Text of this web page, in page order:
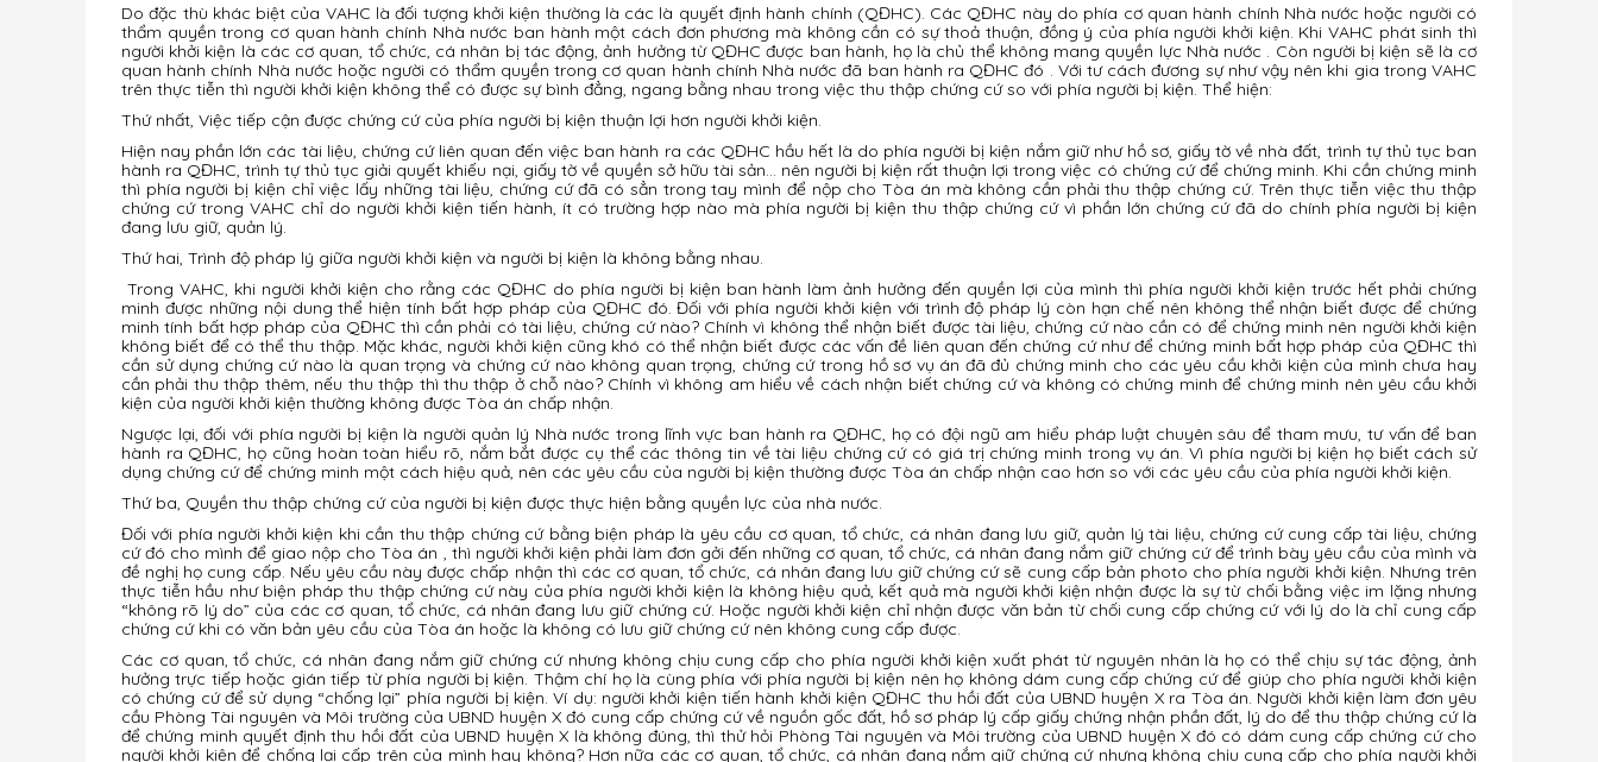
Do đặc thù khác biệt của VAHC là đối tượng khởi kiện thường là các là quyết định hành chính (QĐHC). Các QĐHC này do phía cơ quan hành chính Nhà nước hoặc người có
thẩm quyền trong cơ quan hành chính Nhà nước ban hành một cách đơn phương mà không cần có sự thoả thuận, đồng ý của phía người khởi kiện. Khi VAHC phát sinh thì
người khởi kiện là các cơ quan, tổ chức, cá nhân bị tác động, ảnh hưởng từ QĐHC được ban hành, họ là chủ thể không mang quyền lực Nhà nước . Còn người bị kiện sẽ là cơ
quan hành chính Nhà nước hoặc người có thẩm quyền trong cơ quan hành chính Nhà nước đã ban hành ra QĐHC đó . Với tư cách đương sự như vậy nên khi gia trong VAHC
trên thực tiễn thì người khởi kiện không thể có được sự bình đẳng, ngang bằng nhau trong việc thu thập chứng cứ so với phía người bị kiện. Thể hiện:
Thứ nhất, Việc tiếp cận được chứng cứ của phía người bị kiện thuận lợi hơn người khởi kiện.
Hiện nay phần lớn các tài liệu, chứng cứ liên quan đến việc ban hành ra các QĐHC hầu hết là do phía người bị kiện nắm giữ như hồ sơ, giấy tờ về nhà đất, trình tự thủ tục ban
hành ra QĐHC, trình tự thủ tục giải quyết khiếu nại, giấy tờ về quyền sở hữu tài sản... nên người bị kiện rất thuận lợi trong việc có chứng cứ để chứng minh. Khi cần chứng minh
thì phía người bị kiện chỉ việc lấy những tài liệu, chứng cứ đã có sẳn trong tay mình để nộp cho Tòa án mà không cần phải thu thập chứng cứ. Trên thực tiễn việc thu thập
chứng cứ trong VAHC chỉ do người khởi kiện tiến hành, ít có trường hợp nào mà phía người bị kiện thu thập chứng cứ vì phần lớn chứng cứ đã do chính phía người bị kiện
đang lưu giữ, quản lý.
Thứ hai, Trình độ pháp lý giữa người khởi kiện và người bị kiện là không bằng nhau.
Trong VAHC, khi người khởi kiện cho rằng các QĐHC do phía người bị kiện ban hành làm ảnh hưởng đến quyền lợi của mình thì phía người khởi kiện trước hết phải chứng
minh được những nội dung thể hiện tính bất hợp pháp của QĐHC đó. Đối với phía người khởi kiện với trình độ pháp lý còn hạn chế nên không thể nhận biết được để chứng
minh tính bất hợp pháp của QĐHC thì cần phải có tài liệu, chứng cứ nào? Chính vì không thể nhận biết được tài liệu, chứng cứ nào cần có để chứng minh nên người khởi kiện
không biết để có thể thu thập. Mặc khác, người khởi kiện cũng khó có thể nhận biết được các vấn đề liên quan đến chứng cứ như để chứng minh bất hợp pháp của QĐHC thì
cần sử dụng chứng cứ nào là quan trọng và chứng cứ nào không quan trọng, chứng cứ trong hồ sơ vụ án đã đủ chứng minh cho các yêu cầu khởi kiện của mình chưa hay
cần phải thu thập thêm, nếu thu thập thì thu thập ở chỗ nào? Chính vì không am hiểu về cách nhận biết chứng cứ và không có chứng minh để chứng minh nên yêu cầu khởi
kiện của người khởi kiện thường không được Tòa án chấp nhận.
Ngược lại, đối với phía người bị kiện là người quản lý Nhà nước trong lĩnh vực ban hành ra QĐHC, họ có đội ngũ am hiểu pháp luật chuyên sâu để tham mưu, tư vấn để ban
hành ra QĐHC, họ cũng hoàn toàn hiểu rõ, nắm bắt được cụ thể các thông tin về tài liệu chứng cứ có giá trị chứng minh trong vụ án. Vì phía người bị kiện họ biết cách sử
dụng chứng cứ để chứng minh một cách hiệu quả, nên các yêu cầu của người bị kiện thường được Tòa án chấp nhận cao hơn so với các yêu cầu của phía người khởi kiện.
Thứ ba, Quyền thu thập chứng cứ của người bị kiện được thực hiện bằng quyền lực của nhà nước.
Đối với phía người khởi kiện khi cần thu thập chứng cứ bằng biện pháp là yêu cầu cơ quan, tổ chức, cá nhân đang lưu giữ, quản lý tài liệu, chứng cứ cung cấp tài liệu, chứng
cứ đó cho mình để giao nộp cho Tòa án , thì người khởi kiện phải làm đơn gởi đến những cơ quan, tổ chức, cá nhân đang nắm giữ chứng cứ để trình bày yêu cầu của mình và
đề nghị họ cung cấp. Nếu yêu cầu này được chấp nhận thì các cơ quan, tổ chức, cá nhân đang lưu giữ chứng cứ sẽ cung cấp bản photo cho phía người khởi kiện. Nhưng trên
thực tiễn hầu như biện pháp thu thập chứng cứ này của phía người khởi kiện là không hiệu quả, kết quả mà người khởi kiện nhận được là sự từ chối bằng việc im lặng nhưng
“không rõ lý do” của các cơ quan, tổ chức, cá nhân đang lưu giữ chứng cứ. Hoặc người khởi kiện chỉ nhận được văn bản từ chối cung cấp chứng cứ với lý do là chỉ cung cấp
chứng cứ khi có văn bản yêu cầu của Tòa án hoặc là không có lưu giữ chứng cứ nên không cung cấp được.
Các cơ quan, tổ chức, cá nhân đang nắm giữ chứng cứ nhưng không chịu cung cấp cho phía người khởi kiện xuất phát từ nguyên nhân là họ có thể chịu sự tác động, ảnh
hưởng trực tiếp hoặc gián tiếp từ phía người bị kiện. Thậm chí họ là cùng phía với phía người bị kiện nên họ không dám cung cấp chứng cứ để giúp cho phía người khởi kiện
có chứng cứ để sử dụng “chống lại” phía người bị kiện. Ví dụ: người khởi kiện tiến hành khởi kiện QĐHC thu hồi đất của UBND huyện X ra Tòa án. Người khởi kiện làm đơn yêu
cầu Phòng Tài nguyên và Môi trường của UBND huyện X đó cung cấp chứng cứ về nguồn gốc đất, hồ sơ pháp lý cấp giấy chứng nhận phần đất, lý do để thu thập chứng cứ là
để chứng minh quyết định thu hồi đất của UBND huyện X là không đúng, thì thử hỏi Phòng Tài nguyên và Môi trường của UBND huyện X đó có dám cung cấp chứng cứ cho
người khởi kiện để chống lại cấp trên của mình hay không? Hơn nữa các cơ quan, tổ chức, cá nhân đang nắm giữ chứng cứ nhưng không chịu cung cấp cho phía người khởi